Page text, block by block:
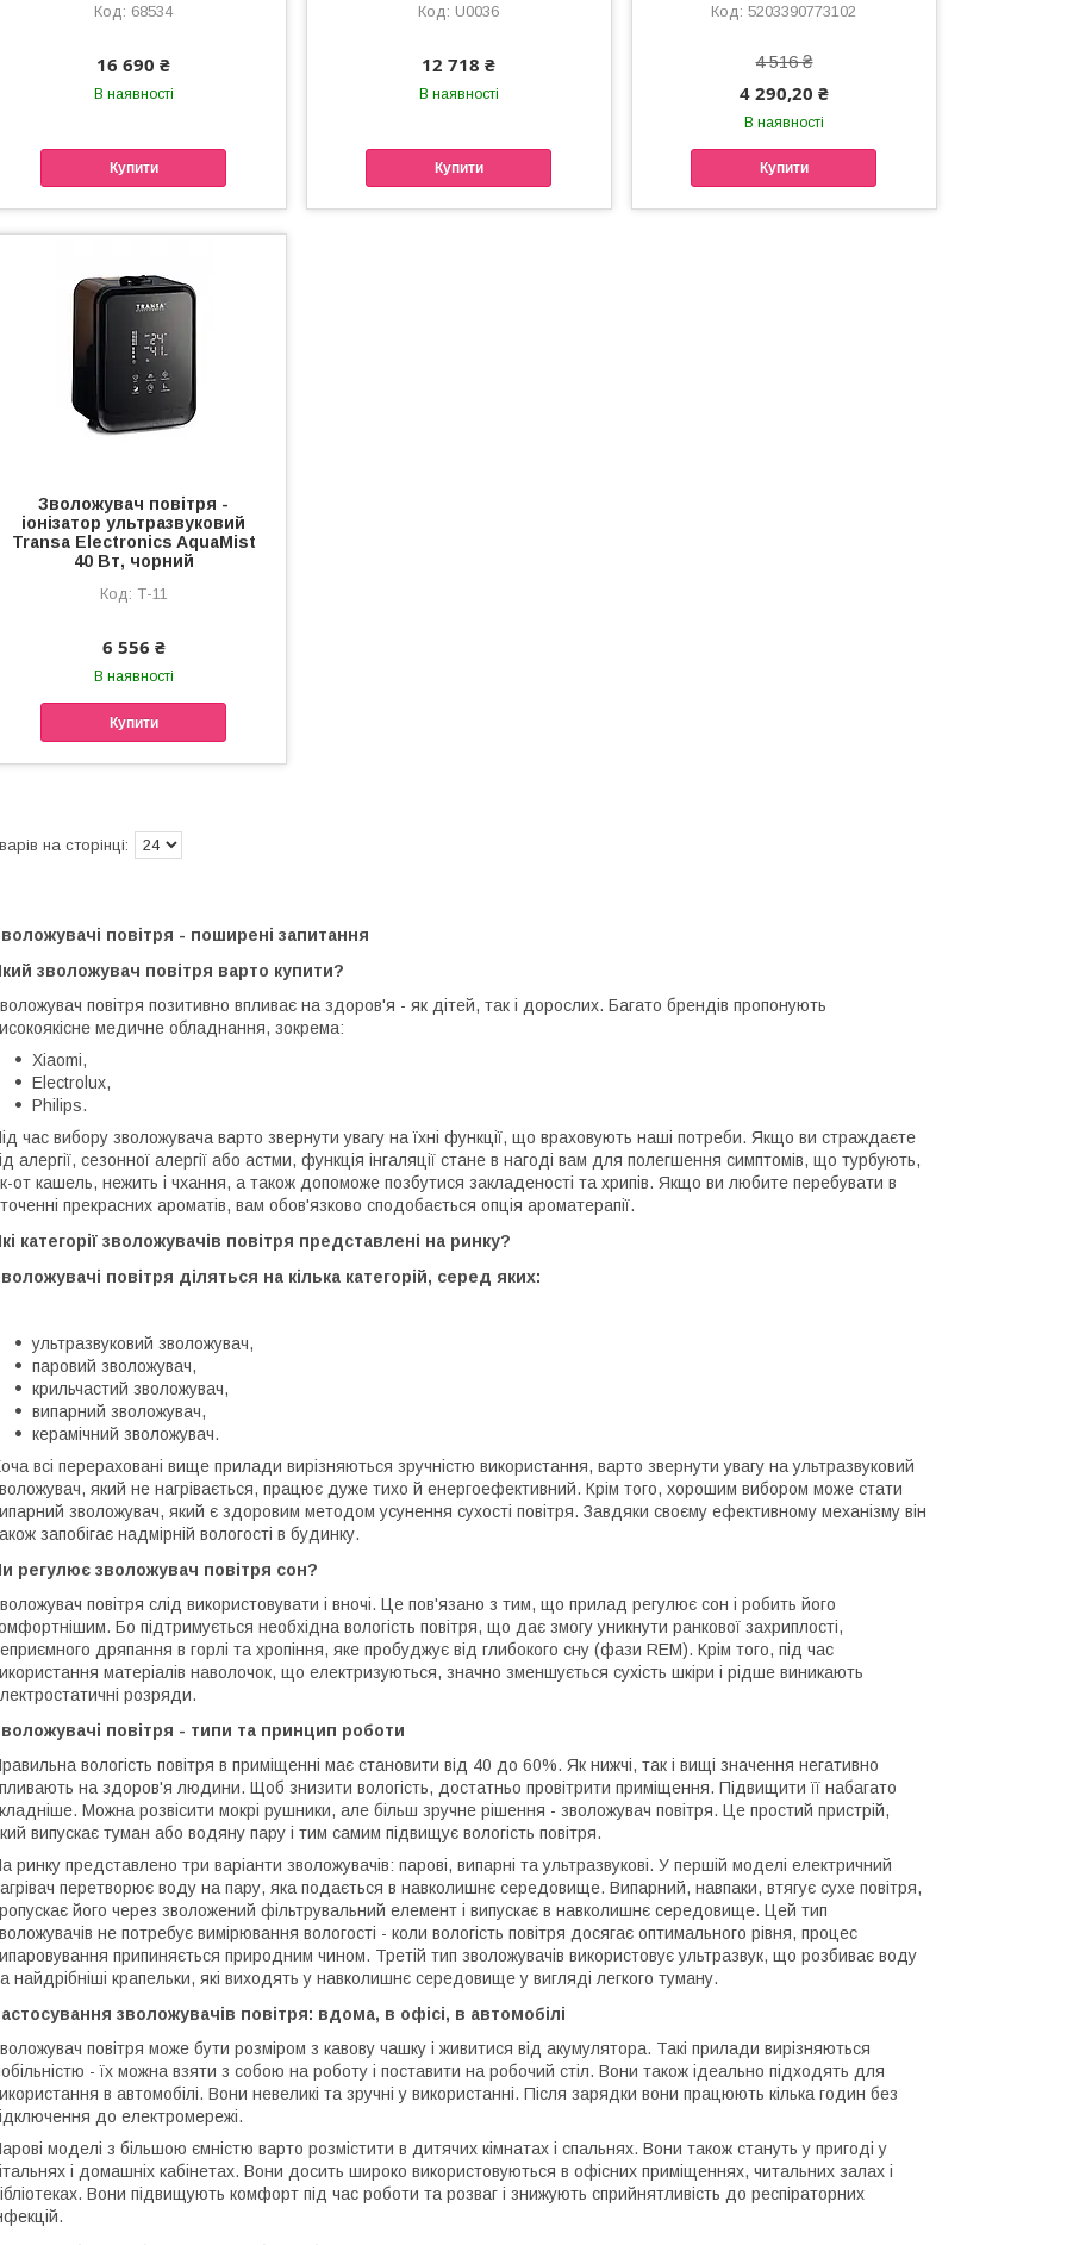
68534
16 690 ₴
В наявності
Купити
U0036
12 718 ₴
В наявності
Купити
5203390773102
4 516 ₴
4 290,20 ₴
В наявності
Купити
Зволожувач повітря -
іонізатор ультразвуковий
Transa Electronics AquaMist
40 Вт, чорний
Т-11
6 556 ₴
В наявності
Купити
повітря - поширені запитання
зволожувач повітря варто купити?
повітря позитивно впливає на здоров'я - як дітей, так і дорослих. Багато брендів пропонують
медичне обладнання, зокрема:
Xiaomi,
Electrolux,
Philips.
час вибору зволожувача варто звернути увагу на їхні функції, що враховують наші потреби. Якщо ви страждаєте
алергії, сезонної алергії або астми, функція інгаляції стане в нагоді вам для полегшення симптомів, що турбують,
от кашель, нежить і чхання, а також допоможе позбутися закладеності та хрипів. Якщо ви любите перебувати в
прекрасних ароматів, вам обов'язково сподобається опція ароматерапії.
категорії зволожувачів повітря представлені на ринку?
повітря діляться на кілька категорій, серед яких:
ультразвуковий зволожувач,
паровий зволожувач,
крильчастий зволожувач,
випарний зволожувач,
керамічний зволожувач.
всі перераховані вище прилади вирізняються зручністю використання, варто звернути увагу на ультразвуковий
який не нагрівається, працює дуже тихо й енергоефективний. Крім того, хорошим вибором може стати
зволожувач, який є здоровим методом усунення сухості повітря. Завдяки своєму ефективному механізму він
запобігає надмірній вологості в будинку.
регулює зволожувач повітря сон?
повітря слід використовувати і вночі. Це пов'язано з тим, що прилад регулює сон і робить його
Бо підтримується необхідна вологість повітря, що дає змогу уникнути ранкової захриплості,
дряпання в горлі та хропіння, яке пробуджує від глибокого сну (фази REM). Крім того, під час
матеріалів наволочок, що електризуються, значно зменшується сухість шкіри і рідше виникають
розряди.
повітря - типи та принцип роботи
вологість повітря в приміщенні має становити від 40 до 60%. Як нижчі, так і вищі значення негативно
на здоров'я людини. Щоб знизити вологість, достатньо провітрити приміщення. Підвищити її набагато
Можна розвісити мокрі рушники, але більш зручне рішення - зволожувач повітря. Це простий пристрій,
випускає туман або водяну пару і тим самим підвищує вологість повітря.
ринку представлено три варіанти зволожувачів: парові, випарні та ультразвукові. У першій моделі електричний
перетворює воду на пару, яка подається в навколишнє середовище. Випарний, навпаки, втягує сухе повітря,
його через зволожений фільтрувальний елемент і випускає в навколишнє середовище. Цей тип
не потребує вимірювання вологості - коли вологість повітря досягає оптимального рівня, процес
припиняється природним чином. Третій тип зволожувачів використовує ультразвук, що розбиває воду
найдрібніші крапельки, які виходять у навколишнє середовище у вигляді легкого туману.
зволожувачів повітря: вдома, в офісі, в автомобілі
повітря може бути розміром з кавову чашку і живитися від акумулятора. Такі прилади вирізняються
- їх можна взяти з собою на роботу і поставити на робочий стіл. Вони також ідеально підходять для
в автомобілі. Вони невеликі та зручні у використанні. Після зарядки вони працюють кілька годин без
до електромережі.
моделі з більшою ємністю варто розмістити в дитячих кімнатах і спальнях. Вони також стануть у пригоді у
і домашніх кабінетах. Вони досить широко використовуються в офісних приміщеннях, читальних залах і
Вони підвищують комфорт під час роботи та розваг і знижують сприйнятливість до респіраторних